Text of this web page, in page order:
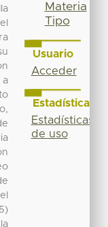
Materia
Tipo
Usuario
Acceder
Estadísticas
Estadísticas
de uso